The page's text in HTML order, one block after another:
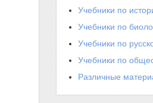
Учебники по
Учебники по
Учебники по
Учебники по
Различные